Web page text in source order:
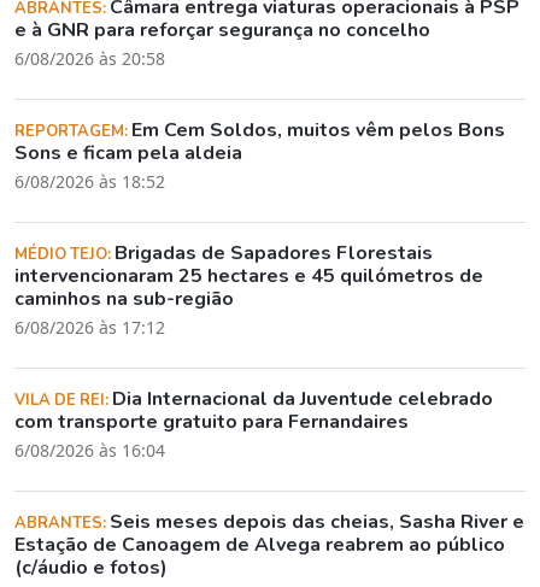
ABRANTES: Câmara entrega viaturas operacionais à PSP
e à GNR para reforçar segurança no concelho
6/08/2026 às 20:58
REPORTAGEM: Em Cem Soldos, muitos vêm pelos Bons
Sons e ficam pela aldeia
6/08/2026 às 18:52
MÉDIO TEJO: Brigadas de Sapadores Florestais
intervencionaram 25 hectares e 45 quilómetros de
caminhos na sub-região
6/08/2026 às 17:12
VILA DE REI: Dia Internacional da Juventude celebrado
com transporte gratuito para Fernandaires
6/08/2026 às 16:04
ABRANTES: Seis meses depois das cheias, Sasha River e
Estação de Canoagem de Alvega reabrem ao público
(c/áudio e fotos)